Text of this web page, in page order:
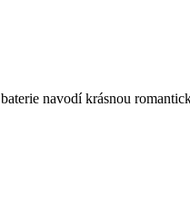
navodí krásnou